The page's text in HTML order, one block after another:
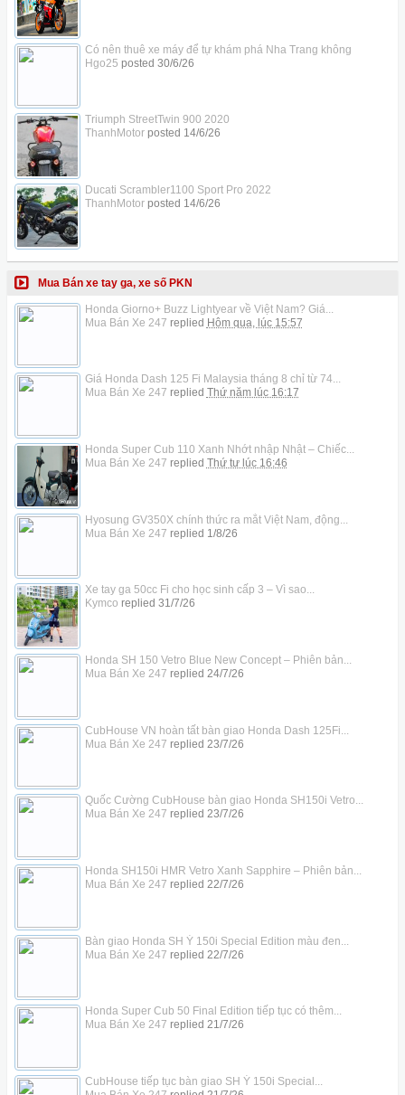
Có nên thuê xe máy để tự khám phá Nha Trang không
Hgo25 posted 30/6/26
Triumph StreetTwin 900 2020
ThanhMotorposted 14/6/26
Ducati Scrambler1100 Sport Pro 2022
ThanhMotorposted 14/6/26
Mua Bán xe tay ga, xe số PKN
Honda Giorno+ Buzz Lightyear về Việt Nam? Giá...
Mua Bán Xe 247 replied Hôm qua, lúc 15:57
Giá Honda Dash 125 Fi Malaysia tháng 8 chỉ từ 74...
Mua Bán Xe 247 replied Thứ năm lúc 16:17
Honda Super Cub 110 Xanh Nhớt nhập Nhật – Chiếc...
Mua Bán Xe 247 replied Thứ tư lúc 16:46
Hyosung GV350X chính thức ra mắt Việt Nam, động...
Mua Bán Xe 247 replied 1/8/26
Xe tay ga 50cc Fi cho học sinh cấp 3 – Vì sao...
Kymco replied 31/7/26
Honda SH 150 Vetro Blue New Concept – Phiên bản...
Mua Bán Xe 247 replied 24/7/26
CubHouse VN hoàn tất bàn giao Honda Dash 125Fi...
Mua Bán Xe 247 replied 23/7/26
Quốc Cường CubHouse bàn giao Honda SH150i Vetro...
Mua Bán Xe 247 replied 23/7/26
Honda SH150i HMR Vetro Xanh Sapphire – Phiên bản...
Mua Bán Xe 247 replied 22/7/26
Bàn giao Honda SH Ý 150i Special Edition màu đen...
Mua Bán Xe 247 replied 22/7/26
Honda Super Cub 50 Final Edition tiếp tục có thêm...
Mua Bán Xe 247 replied 21/7/26
CubHouse tiếp tục bàn giao SH Ý 150i Special...